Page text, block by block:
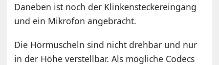
Daneben ist noch der Klinkensteckereingang
und ein Mikrofon angebracht.
Die Hörmuscheln sind nicht drehbar und nur
in der Höhe verstellbar. Als mögliche Codecs